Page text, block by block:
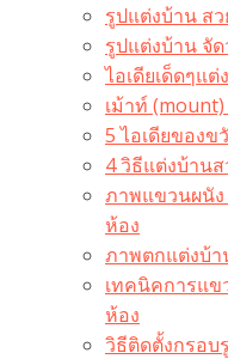
รูปแต่งบ้าน สว
รูปแต่งบ้าน จั
ไอเดียเด็ดๆแ
เม้าท์
5 ไอเดียของ
4 วิธีแต่งบ้าน
ภาพแขวนผนัง
ห้อง
ภาพตกแต่งบ้า
เทคนิคการแข
ห้อง
วิธีติดตั้งกรอ